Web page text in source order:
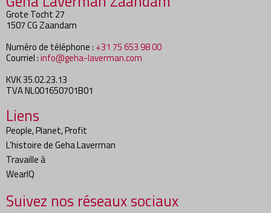
Grote Tocht 27
1507 CG Zaandam
Numéro de téléphone : +31 75 653 98 00
Courriel :info@geha-laverman.com
KVK 35.02.23.13
TVA NL001650701B01
Liens
People, Planet, Profit
L'histoire de Geha Laverman
Travaille à
WearIQ
Suivez nos réseaux sociaux